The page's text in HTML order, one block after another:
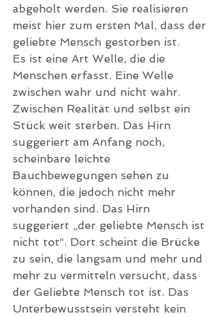
abgeholt werden. Sie realisieren
meist hier zum ersten Mal, dass der
geliebte Mensch gestorben ist.
Es ist eine Art Welle, die die
Menschen erfasst. Eine Welle
zwischen wahr und nicht wahr.
Zwischen Realität und selbst ein
Stück weit sterben. Das Hirn
suggeriert am Anfang noch,
scheinbare leichte
Bauchbewegungen sehen zu
können, die jedoch nicht mehr
vorhanden sind. Das Hirn
suggeriert „der geliebte Mensch ist
nicht tot“. Dort scheint die Brücke
zu sein, die langsam und mehr und
mehr zu vermitteln versucht, dass
der Geliebte Mensch tot ist. Das
Unterbewusstsein versteht kein